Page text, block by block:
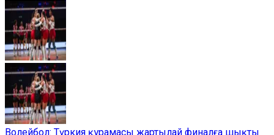
Волейбол: Түркия құрамасы жартылай финалға шықты